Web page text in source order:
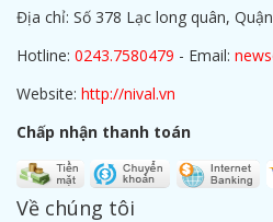
Địa chỉ: Số 378 Lạc long quân,
Hotline: 0243.7580479 - Email:
Website: http://nival.vn
Chấp nhận thanh toán
Về chúng tôi